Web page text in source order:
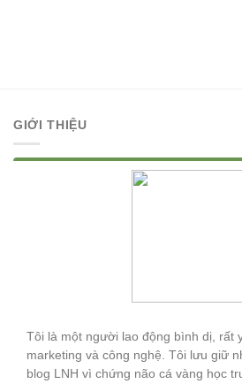
GIỚI THIỆU
Tôi là một người lao động bình dị, rất
marketing và công nghệ. Tôi lưu giữ
blog LNH vì chứng não cá vàng học